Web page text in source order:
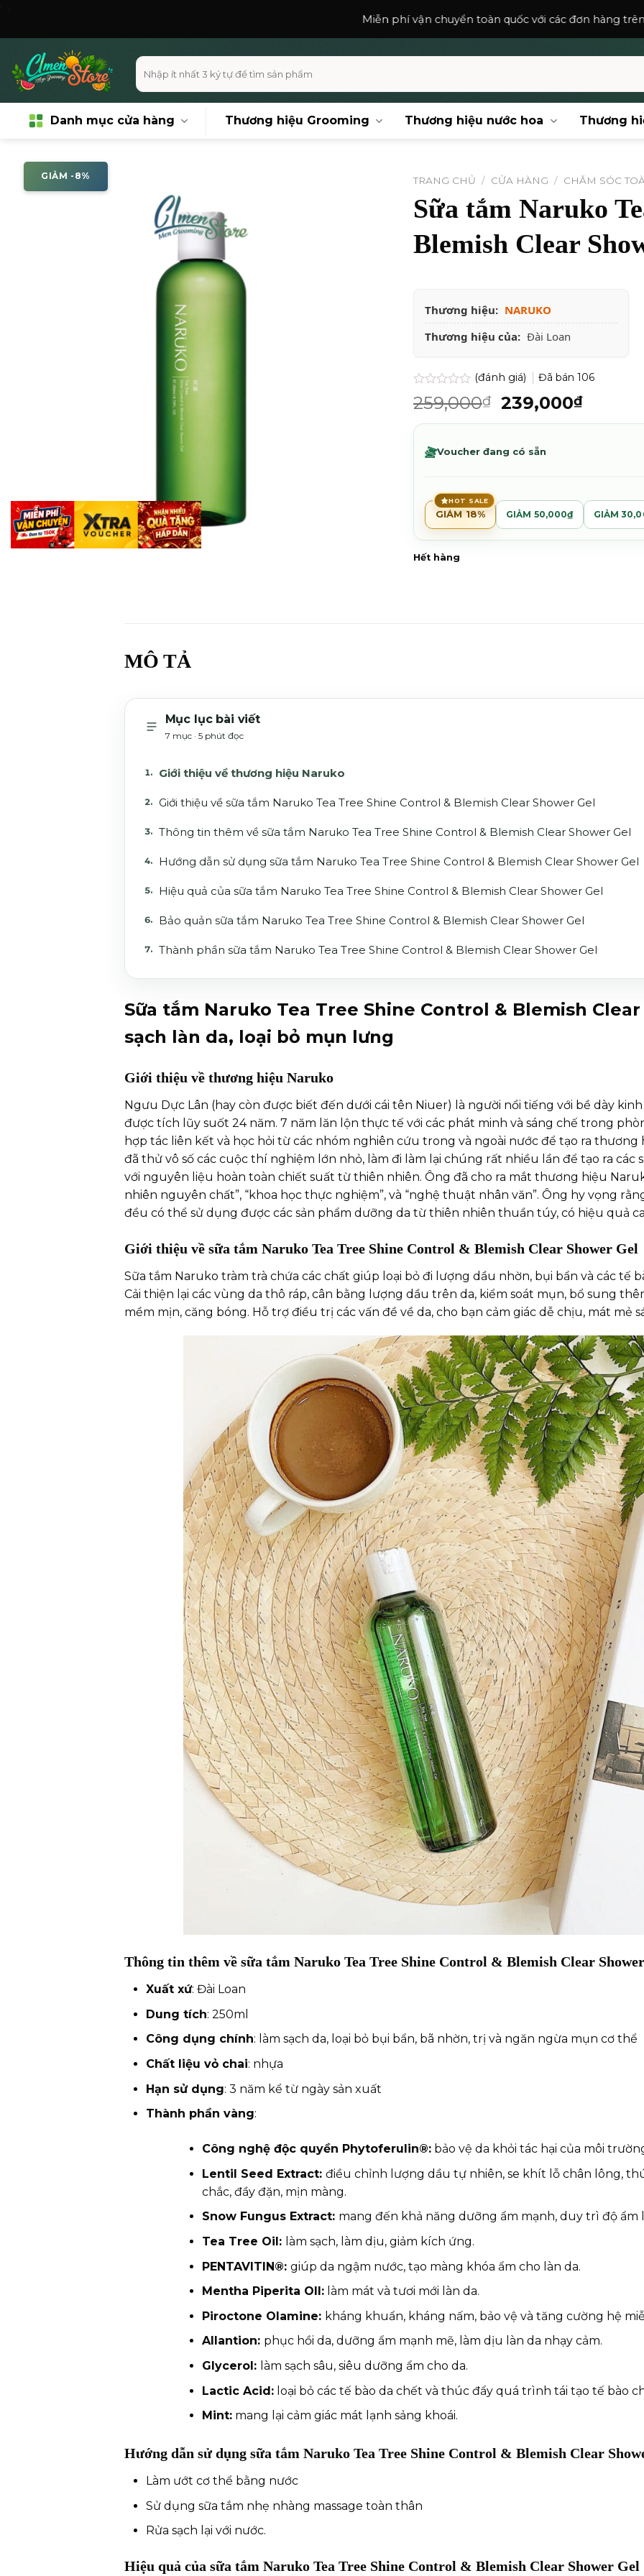
Miễn phí vận chuyển toàn quốc với các đơn hàng trên150,000₫.
Tìm
kiếm:
Danh mục cửa hàng Thương hiệu Grooming Thương hiệu nước hoa Thương
GIẢM -8% TRANG CHỦ / CỬA HÀNG / CHĂM SÓC
Sữa tắm Naruko
Blemish Clear
Thương hiệu: NARUKO
Thương hiệu của: Đài Loan
Được
xếp
0.0
sao
(đánh giá) Đã bán 106
259,000₫
Giá
gốc
259,000₫.
239,000₫Giá
hiện
Voucher đang có sẵn
HOT SALE
GIẢM 18% GIẢM 50,000₫ GIẢM
Hết hàng
MÔ TẢ
Mục lục bài viết
7 mục · 5 phút đọc
Giới thiệu về thương hiệu Naruko
Giới thiệu về sữa tắm Naruko Tea Tree Shine Control & Blemish Clear Shower Gel
Thông tin thêm về sữa tắm Naruko Tea Tree Shine Control & Blemish Clear Shower Gel
Hướng dẫn sử dụng sữa tắm Naruko Tea Tree Shine Control & Blemish Clear Shower Gel
Hiệu quả của sữa tắm Naruko Tea Tree Shine Control & Blemish Clear Shower Gel
Bảo quản sữa tắm Naruko Tea Tree Shine Control & Blemish Clear Shower Gel
Thành phần sữa tắm Naruko Tea Tree Shine Control & Blemish Clear Shower Gel
Sữa tắm Naruko Tea Tree Shine Control & Blemish
sạch làn da, loại bỏ mụn lưng
Giới thiệu về thương hiệu Naruko
Ngưu Dực Lân (hay còn được biết đến dưới cái tên Niuer) là người nổi tiếng với bề dày
được tích lũy suốt 24 năm. 7 năm lăn lộn thực tế với các phát minh và sáng chế trong
hợp tác liên kết và học hỏi từ các nhóm nghiên cứu trong và ngoài nước để tạo ra thương
đã thử vô số các cuộc thí nghiệm lớn nhỏ, làm đi làm lại chúng rất nhiều lần để tạo ra các
với nguyên liệu hoàn toàn chiết suất từ thiên nhiên. Ông đã cho ra mắt thương hiệu
nhiên nguyên chất”, “khoa học thực nghiệm”, và “nghệ thuật nhân văn”. Ông hy vọng
đều có thể sử dụng được các sản phẩm dưỡng da từ thiên nhiên thuần túy, có hiệu quả
Giới thiệu về sữa tắm Naruko Tea Tree Shine Control & Blemish Clear Shower Gel
Sữa tắm Naruko tràm trà chứa các chất giúp loại bỏ đi lượng dầu nhờn, bụi bẩn và các tế
Cải thiện lại các vùng da thô ráp, cân bằng lượng dầu trên da, kiểm soát mụn, bổ sung
mềm mịn, căng bóng. Hỗ trợ điều trị các vấn đề về da, cho bạn cảm giác dễ chịu, mát mẻ
Thông tin thêm về sữa tắm Naruko Tea Tree Shine Control & Blemish Clear
Xuất xứ: Đài Loan
Dung tích: 250ml
Công dụng chính: làm sạch da, loại bỏ bụi bẩn, bã nhờn, trị và ngăn ngừa mụn cơ thể
Chất liệu vỏ chai: nhựa
Hạn sử dụng: 3 năm kể từ ngày sản xuất
Thành phần vàng:
Công nghệ độc quyền Phytoferulin®:bảo vệ da khỏi tác hại của môi
Lentil Seed Extract: điều chỉnh lượng dầu tự nhiên, se khít lỗ chân lông,
chắc, đầy đặn, mịn màng.
Snow Fungus Extract: mang đến khả năng dưỡng ẩm mạnh, duy trì độ ẩm
Tea Tree Oil: làm sạch, làm dịu, giảm kích ứng.
PENTAVITIN®: giúp da ngậm nước, tạo màng khóa ẩm cho làn da.
Mentha Piperita Oll:làm mát và tươi mới làn da.
Piroctone Olamine: kháng khuẩn, kháng nấm, bảo vệ và tăng cường hệ
Allantion: phục hồi da, dưỡng ẩm mạnh mẽ, làm dịu làn da nhạy cảm.
Glycerol: làm sạch sâu, siêu dưỡng ẩm cho da.
Lactic Acid:loại bỏ các tế bào da chết và thúc đẩy quá trình tái tạo tế bào
Mint:mang lại cảm giác mát lạnh sảng khoái.
Hướng dẫn sử dụng sữa tắm Naruko Tea Tree Shine Control & Blemish Clear
Làm ướt cơ thể bằng nước
Sử dụng sữa tắm nhẹ nhàng massage toàn thân
Rửa sạch lại với nước.
Hiệu quả của sữa tắm Naruko Tea Tree Shine Control & Blemish Clear Shower Gel